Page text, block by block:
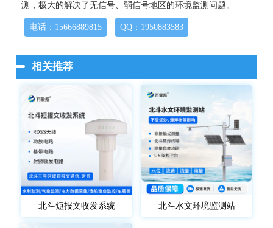
测，极大的解决了无信号、弱信号地区的环境监测问题。
电话：15666889815 QQ：1950883583
相关推荐
北斗短报文收发系统 北斗水文环境监测站